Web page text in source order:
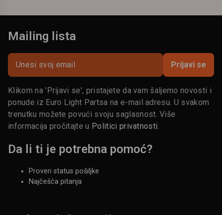
Mailing lista
Prijavi se
Klikom na 'Prijavi se', pristajete da vam šaljemo novosti i
ponude iz Euro Light Partsa na e-mail adresu. U svakom
trenutku možete povući svoju saglasnost. Više
informacija pročitajte u Politici privatnosti
Da li ti je potrebna pomoć?
Proveri status pošiljke
Najčešća pitanja